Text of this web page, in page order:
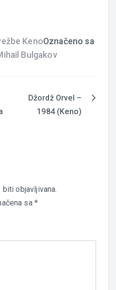
KenoOznačeno sa
Bulgakov
Džordž Orvel –
1984 (Keno)
objavljivana.
sa *